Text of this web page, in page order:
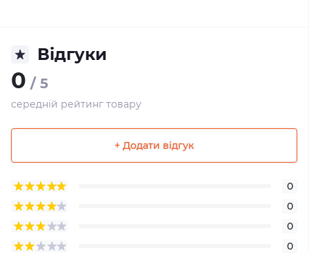
Відгуки
0 / 5
середній рейтинг товару
+ Додати відгук
0
0
0
0